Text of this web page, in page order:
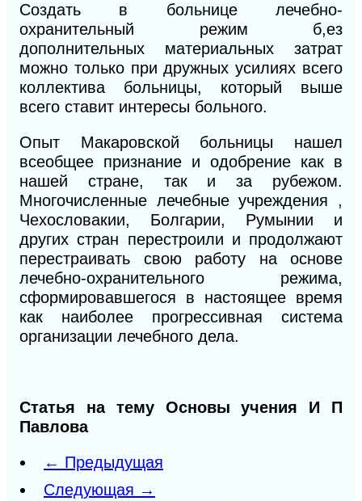
Создать в больнице лечебно-
охранительный режим б,ез
дополнительных материальных затрат
можно только при дружных усилиях всего
коллектива больницы, который выше
всего ставит интересы больного.
Опыт Макаровской больницы нашел
всеобщее признание и одобрение как в
нашей стране, так и за рубежом.
Многочисленные лечебные учреждения ,
Чехословакии, Болгарии, Румынии и
других стран перестроили и продолжают
перестраивать свою работу на основе
лечебно-охранительного режима,
сформировавшегося в настоящее время
как наиболее прогрессивная система
организации лечебного дела.
Статья на тему Основы учения И П
Павлова
← Предыдущая
Следующая →